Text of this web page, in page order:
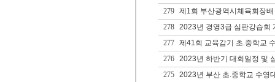
279
제1회 부산광역시체육회장
278
2023년 경영3급 심판강습회
277
제41회 교육감기 초.중학교
276
2023년 하반기 대회일정 및
275
2023년 부산 초.중학교 수영